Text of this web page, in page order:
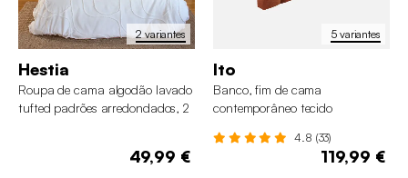
2 variantes
Hestia
Roupa de cama algodão lavado
tufted padrões arredondados, 2
49,99 €
5 variantes
Ito
Banco, fim de cama
contemporâneo tecido
4.8 (33)
119,99 €